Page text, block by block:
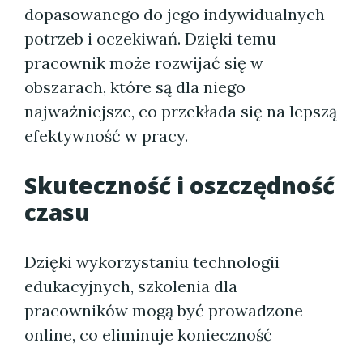
dopasowanego do jego indywidualnych
potrzeb i oczekiwań. Dzięki temu
pracownik może rozwijać się w
obszarach, które są dla niego
najważniejsze, co przekłada się na lepszą
efektywność w pracy.
Skuteczność i oszczędność
czasu
Dzięki wykorzystaniu technologii
edukacyjnych, szkolenia dla
pracowników mogą być prowadzone
online, co eliminuje konieczność